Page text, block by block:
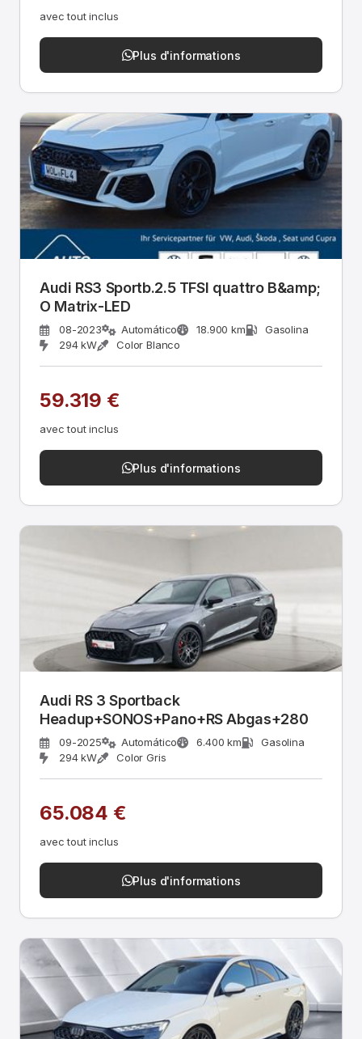
avec tout inclus
Plus d'informations
Audi RS3 Sportb.2.5 TFSI quattro B&amp;
O Matrix-LED
08-2023 Automático 18.900 km
Gasolina
294 kW
Color Blanco
59.319 €
avec tout inclus
Plus d'informations
Audi RS 3 Sportback
Headup+SONOS+Pano+RS Abgas+280
09-2025 Automático 6.400 km
Gasolina
294 kW
Color Gris
65.084 €
avec tout inclus
Plus d'informations